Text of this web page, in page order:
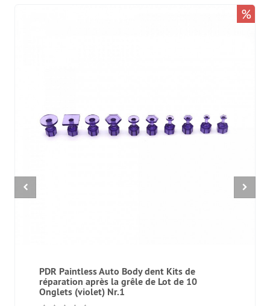
PDR Paintless Auto Body dent Kits de
réparation après la grêle de Lot de 10
Onglets (violet) Nr.1
%